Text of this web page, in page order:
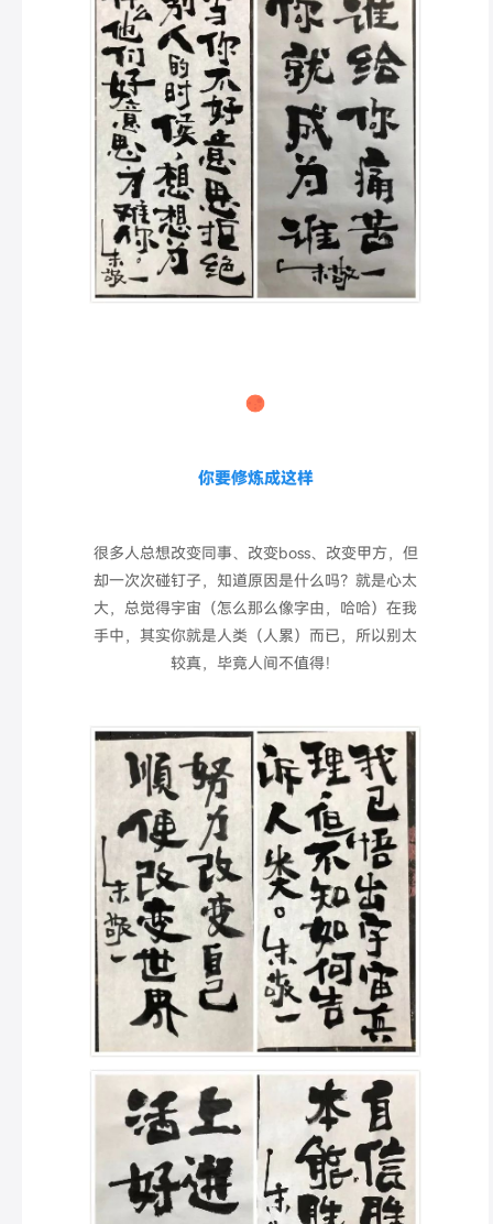
你要修炼成这样
很多人总想改变同事、改变boss、改变甲方，但
却一次次碰钉子，知道原因是什么吗？就是心太
大，总觉得宇宙（怎么那么像字由，哈哈）在我
手中，其实你就是人类（人累）而已，所以别太
较真，毕竟人间不值得！